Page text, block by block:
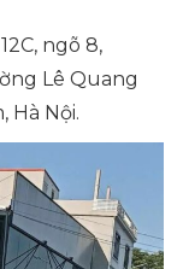
ngõ 8,
Lê Quang
Hà Nội.